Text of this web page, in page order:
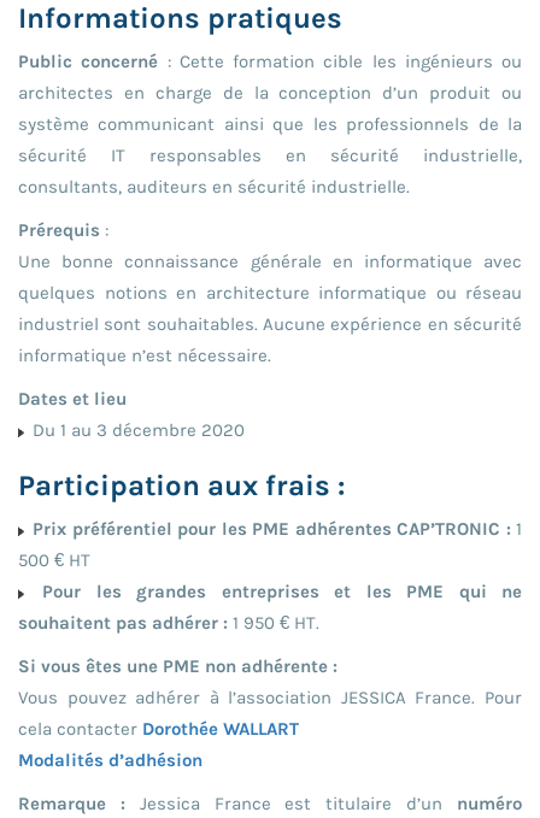
Informations pratiques
Public concerné : Cette formation cible les ingénieurs ou
architectes en charge de la conception d’un produit ou
système communicant ainsi que les professionnels de la
sécurité IT responsables en sécurité industrielle,
consultants, auditeurs en sécurité industrielle.
Prérequis :
Une bonne connaissance générale en informatique avec
quelques notions en architecture informatique ou réseau
industriel sont souhaitables. Aucune expérience en sécurité
informatique n’est nécessaire.
Dates et lieu
Du 1 au 3 décembre 2020
Participation aux frais :
Prix préférentiel pour les PME adhérentes CAP’TRONIC :1
500 € HT
Pour les grandes entreprises et les PME qui ne
souhaitent pas adhérer : 1 950 € HT.
Si vous êtes une PME non adhérente :
Vous pouvez adhérer à l’association JESSICA France. Pour
cela contacter Dorothée WALLART
Modalités d’adhésion
Remarque : Jessica France est titulaire d’un numéro